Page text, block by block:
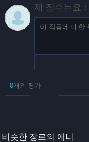
제 점수는요：
0개의 평가
비슷한 장르의 애니